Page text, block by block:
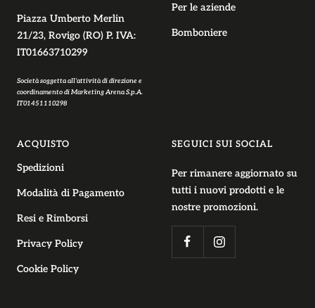
Piazza Umberto Merlin
21/23, Rovigo (RO) P. IVA:
IT01663710299
Società soggetta all’attività di direzione e
coordinamento di Marketing Arena S.p.A.
IT01451110298
Per le aziende
Bomboniere
ACQUISTO
Spedizioni
Modalità di Pagamento
Resi e Rimborsi
Privacy Policy
Cookie Policy
SEGUICI SUI SOCIAL
Per rimanere aggiornato su
tutti i nuovi prodotti e le
nostre promozioni.